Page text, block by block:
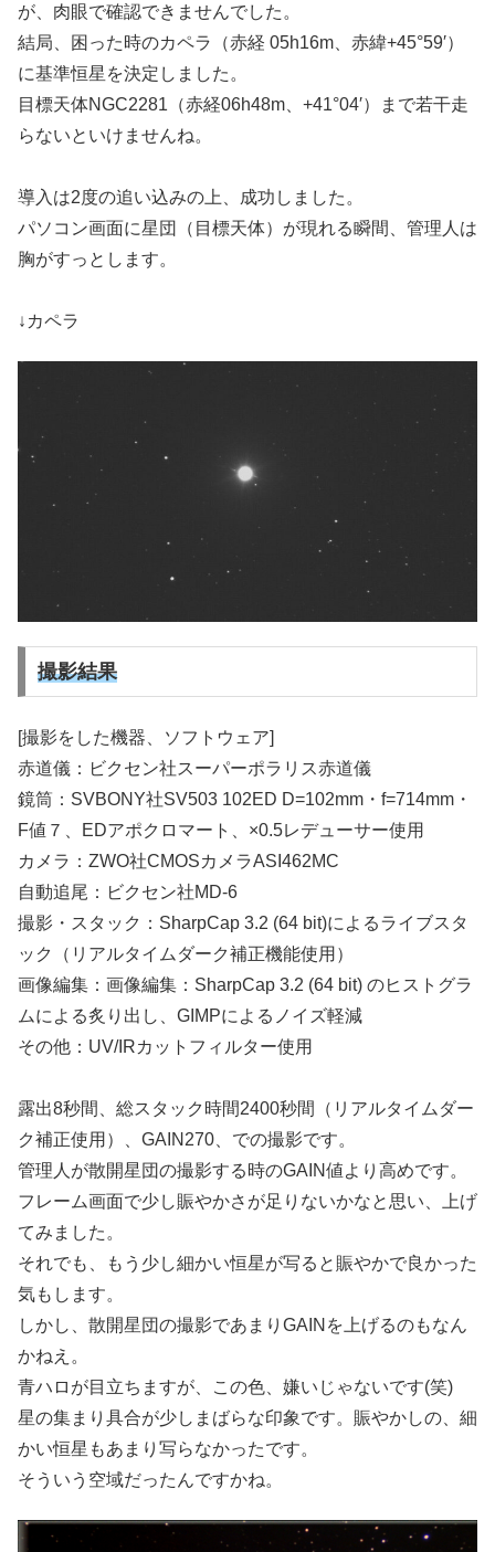
が、肉眼で確認できませんでした。
結局、困った時のカペラ（赤経 05h16m、赤緯+45°59′）
に基準恒星を決定しました。
目標天体NGC2281（赤経06h48m、+41°04′）まで若干走
らないといけませんね。
導入は2度の追い込みの上、成功しました。
パソコン画面に星団（目標天体）が現れる瞬間、管理人は
胸がすっとします。
↓カペラ
撮影結果
[撮影をした機器、ソフトウェア]
赤道儀：ビクセン社スーパーポラリス赤道儀
鏡筒：SVBONY社SV503 102ED D=102mm・f=714mm・
F値７、EDアポクロマート、×0.5レデューサー使用
カメラ：ZWO社CMOSカメラASI462MC
自動追尾：ビクセン社MD-6
撮影・スタック：SharpCap 3.2 (64 bit)によるライブスタ
ック（リアルタイムダーク補正機能使用）
画像編集：画像編集：SharpCap 3.2 (64 bit) のヒストグラ
ムによる炙り出し、GIMPによるノイズ軽減
その他：UV/IRカットフィルター使用
露出8秒間、総スタック時間2400秒間（リアルタイムダー
ク補正使用）、GAIN270、での撮影です。
管理人が散開星団の撮影する時のGAIN値より高めです。
フレーム画面で少し賑やかさが足りないかなと思い、上げ
てみました。
それでも、もう少し細かい恒星が写ると賑やかで良かった
気もします。
しかし、散開星団の撮影であまりGAINを上げるのもなん
かねえ。
青ハロが目立ちますが、この色、嫌いじゃないです(笑)
星の集まり具合が少しまばらな印象です。賑やかしの、細
かい恒星もあまり写らなかったです。
そういう空域だったんですかね。